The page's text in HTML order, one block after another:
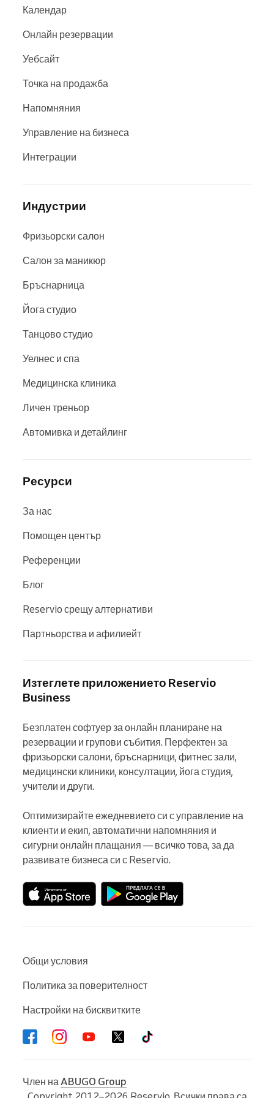
Календар
Онлайн резервации
Уебсайт
Точка на продажба
Напомняния
Управление на бизнеса
Интеграции
Индустрии
Фризьорски салон
Салон за маникюр
Бръснарница
Йога студио
Танцово студио
Уелнес и спа
Медицинска клиника
Личен треньор
Автомивка и детайлинг
Ресурси
За нас
Помощен център
Референции
Блог
Reservio срещу алтернативи
Партньорства и афилиейт
Изтеглете приложението Reservio
Business
Безплатен софтуер за онлайн планиране на
резервации и групови събития. Перфектен за
фризьорски салони, бръснарници, фитнес зали,
медицински клиники, консултации, йога студия,
учители и други.
Оптимизирайте ежедневието си с управление на
клиенти и екип, автоматични напомняния и
сигурни онлайн плащания — всичко това, за да
развивате бизнеса си с Reservio.
Общи условия
Политика за поверителност
Настройки на бисквитките
Член на ABUGO Group